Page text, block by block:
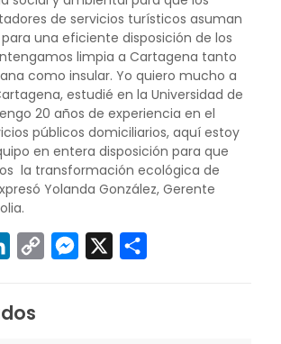
de servicios turísticos asuman
una eficiente disposición de los
limpia a Cartagena tanto
como insular. Yo quiero mucho a
estudié en la Universidad de
20 años de experiencia en el
públicos domiciliarios, aquí estoy
en entera disposición para que
la transformación ecológica de
Yolanda González, Gerente
LinkedIn
Copy
Messenger